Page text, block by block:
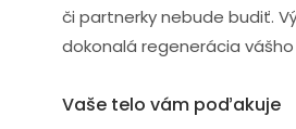
či partnerky nebude budiť.
dokonalá regenerácia
Vaše telo vám poďakuje